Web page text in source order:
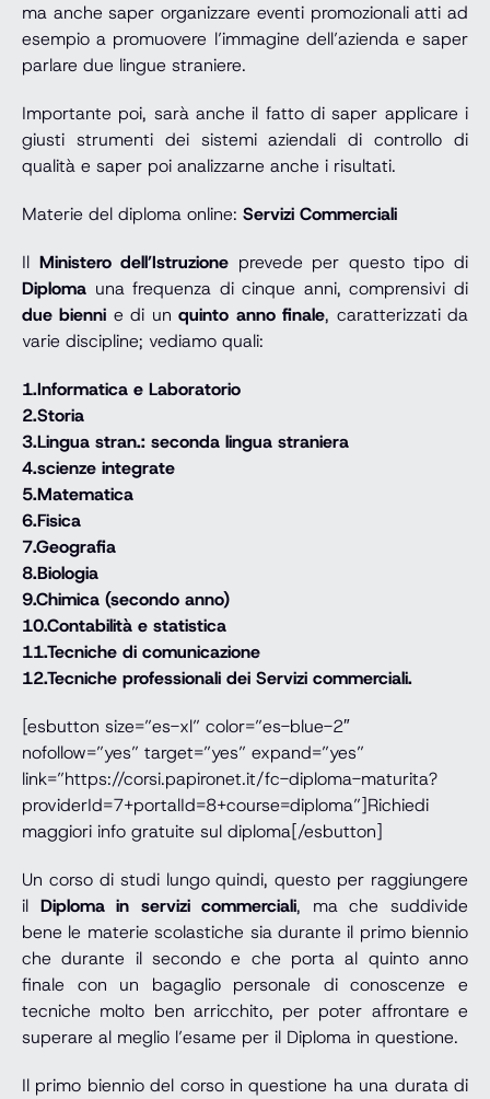
ma anche saper organizzare eventi promozionali atti ad
esempio a promuovere l’immagine dell’azienda e saper
parlare due lingue straniere.
Importante poi, sarà anche il fatto di saper applicare i
giusti strumenti dei sistemi aziendali di controllo di
qualità e saper poi analizzarne anche i risultati.
Materie del diploma online: Servizi Commerciali
Il Ministero dell’Istruzione prevede per questo tipo di
Diploma una frequenza di cinque anni, comprensivi di
due bienni e di unquinto anno finale, caratterizzati da
varie discipline; vediamo quali:
1.Informatica e Laboratorio
2.Storia
3.Lingua stran.: seconda lingua straniera
4.scienze integrate
5.Matematica
6.Fisica
7.Geografia
8.Biologia
9.Chimica (secondo anno)
10.Contabilità e statistica
11.Tecniche di comunicazione
12.Tecniche professionali dei Servizi commerciali.
[esbutton size=”es-xl” color=”es-blue-2″
nofollow=”yes” target=”yes” expand=”yes”
link=”https://corsi.papironet.it/fc-diploma-maturita?
providerId=7+portalId=8+course=diploma”]Richiedi
maggiori info gratuite sul diploma[/esbutton]
Un corso di studi lungo quindi, questo per raggiungere
il Diploma in servizi commerciali, ma che suddivide
bene le materie scolastiche sia durante il primo biennio
che durante il secondo e che porta al quinto anno
finale con un bagaglio personale di conoscenze e
tecniche molto ben arricchito, per poter affrontare e
superare al meglio l’esame per il Diploma in questione.
Il primo biennio del corso in questione ha una durata di